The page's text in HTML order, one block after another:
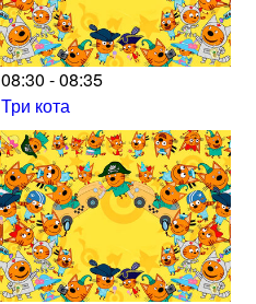
08:30 - 08:35
Три кота